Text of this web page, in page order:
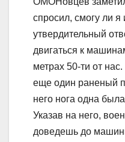
спросил, смогу ли
утвердительный
двигаться к
метрах 50-ти от
еще один раненый
него нога одна
Указав на него,
доведешь до